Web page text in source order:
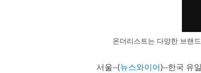
온더리스트는 다양한 브랜
서울--(뉴스와이어)--한국 유